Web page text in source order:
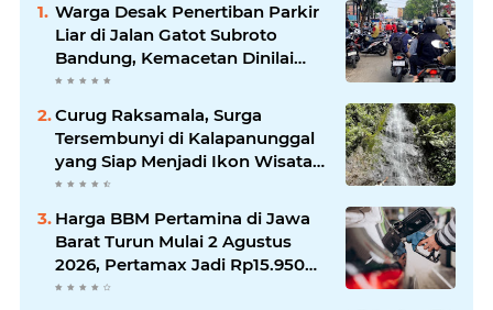
Warga Desak Penertiban Parkir
Liar di Jalan Gatot Subroto
Bandung, Kemacetan Dinilai
Makin Mengkhawatirkan
Curug Raksamala, Surga
Tersembunyi di Kalapanunggal
yang Siap Menjadi Ikon Wisata
Alam Baru Kabupaten
Harga BBM Pertamina di Jawa
Barat Turun Mulai 2 Agustus
2026, Pertamax Jadi Rp15.950
per Liter, Cek Daftar Harga